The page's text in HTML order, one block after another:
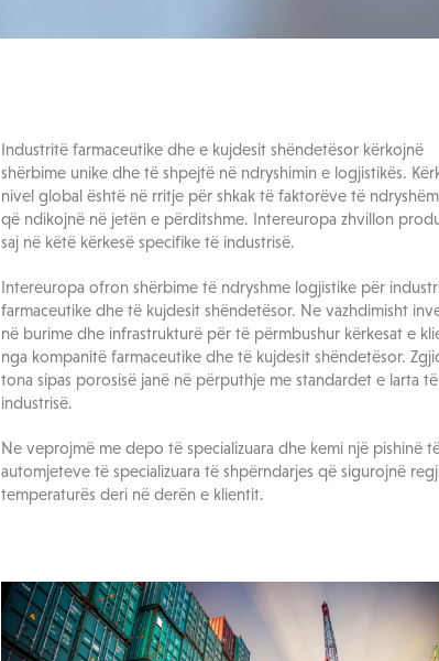
Industritë farmaceutike dhe e kujdesit shëndetësor kërkojnë
shërbime unike dhe të shpejtë në ndryshimin e logjistikës.
nivel global është në rritje për shkak të faktorëve të
që ndikojnë në jetën e përditshme. Intereuropa zhvillon
saj në këtë kërkesë specifike të industrisë.
Intereuropa ofron shërbime të ndryshme logjistike për
farmaceutike dhe të kujdesit shëndetësor. Ne vazhdimisht
në burime dhe infrastrukturë për të përmbushur kërkesat e
nga kompanitë farmaceutike dhe të kujdesit shëndetësor.
tona sipas porosisë janë në përputhje me standardet e larta të
industrisë.
Ne veprojmë me depo të specializuara dhe kemi një pishinë
automjeteve të specializuara të shpërndarjes që sigurojnë
temperaturës deri në derën e klientit.